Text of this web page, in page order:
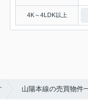
4K～4LDK以上
山陽本線の売買物件